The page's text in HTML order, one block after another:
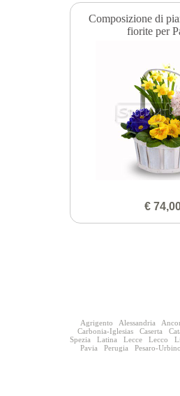
Composizione di
fiorite per
€
Agrigento
Alessandria
Carbonia-Iglesias
Caserta
Spezia
Latina Lecce Lecco
Pavia
Perugia Pesaro-Urbino